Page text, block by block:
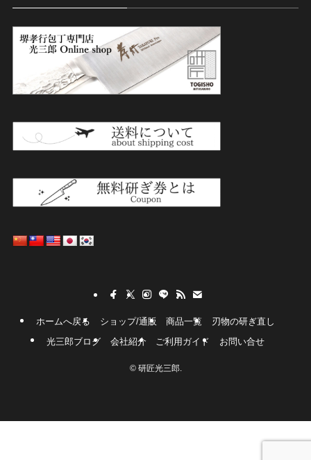
ホームへ戻る ショップ/通販 商品一覧
刃物の研ぎ直し
光三郎ブログ
会社紹介 ご利用ガイド お問い合せ
©研匠光三郎.